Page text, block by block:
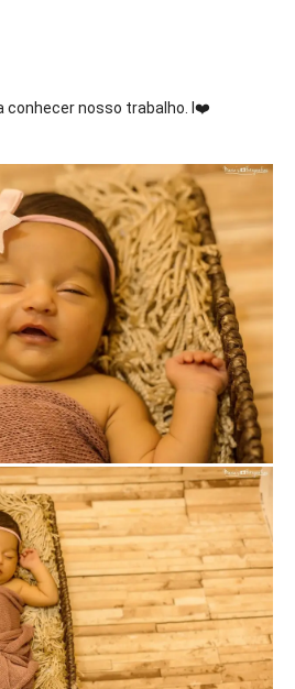
nosso trabalho. I ❤️